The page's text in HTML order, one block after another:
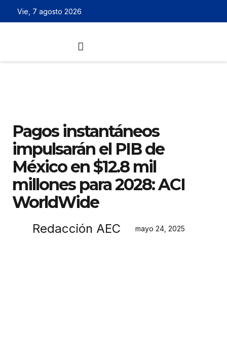
Vie, 7 agosto 2026
Pagos instantáneos
impulsarán el PIB de
México en $12.8 mil
millones para 2028: ACI
WorldWide
Redacción AEC mayo 24, 2025